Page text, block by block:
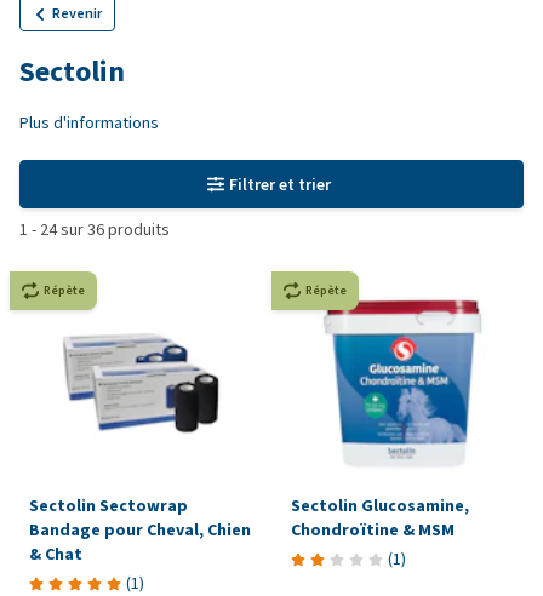
Revenir
Sectolin
Plus d'informations
Filtrer et trier
1 - 24sur36produits
Répète
Sectolin Sectowrap
Bandage pour Cheval, Chien
& Chat
(1)
Répète
Sectolin Glucosamine,
Chondroïtine & MSM
(1)